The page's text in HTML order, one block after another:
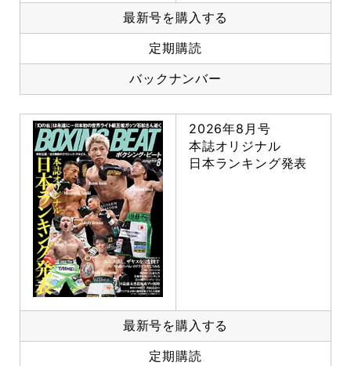
最新号を購入する
定期購読
バックナンバー
2026年8月号
本誌オリジナル
日本ランキング発表
最新号を購入する
定期購読